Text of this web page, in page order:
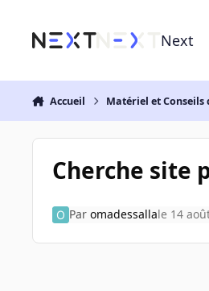
Next
Accueil Matériel et Conseils
Cherche site
Par omadessallale 14